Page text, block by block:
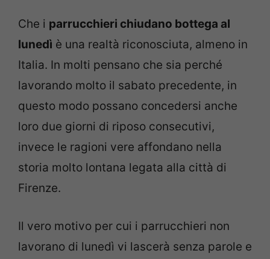
Che i parrucchieri chiudano bottega al
lunedì è una realtà riconosciuta, almeno in
Italia. In molti pensano che sia perché
lavorando molto il sabato precedente, in
questo modo possano concedersi anche
loro due giorni di riposo consecutivi,
invece le ragioni vere affondano nella
storia molto lontana legata alla città di
Firenze.
Il vero motivo per cui i parrucchieri non
lavorano di lunedì vi lascerà senza parole e